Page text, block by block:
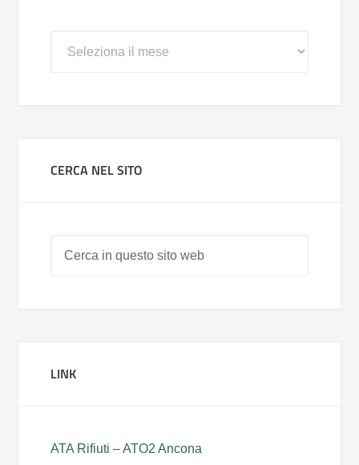
CERCA NEL SITO
LINK
ATA Rifiuti – ATO2 Ancona